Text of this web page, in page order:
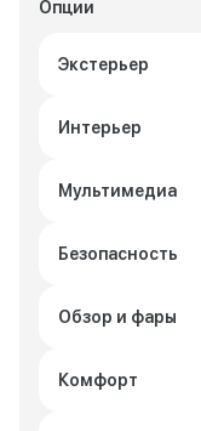
Опции
Экстерьер
Интерьер
Мультимедиа
Безопасность
Обзор и фары
Комфорт